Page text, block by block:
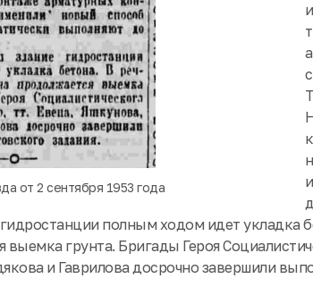
от 2 сентября 1953 года
полным ходом идет укладка
выемка грунта. Бригады Героя
и Гаврилова досрочно завершили